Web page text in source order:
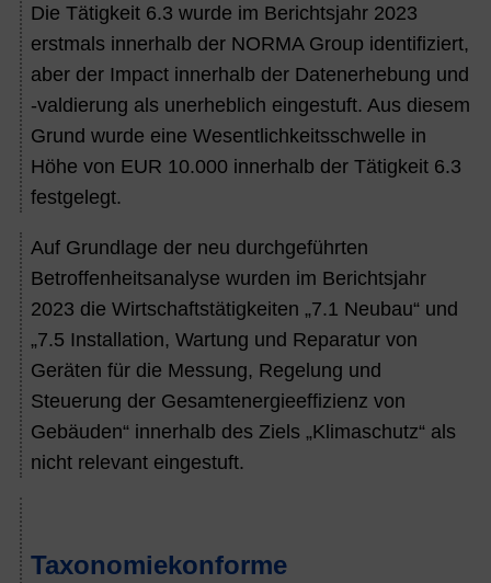
Die Tätigkeit 6.3 wurde im Berichtsjahr 2023
erstmals innerhalb der NORMA Group identifiziert,
aber der Impact innerhalb der Datenerhebung und
-valdierung als unerheblich eingestuft. Aus diesem
Grund wurde eine Wesentlichkeitsschwelle in
Höhe von EUR 10.000 innerhalb der Tätigkeit 6.3
festgelegt.
Auf Grundlage der neu durchgeführten
Betroffenheitsanalyse wurden im Berichtsjahr
2023 die Wirtschaftstätigkeiten „7.1 Neubau“ und
„7.5 Installation, Wartung und Reparatur von
Geräten für die Messung, Regelung und
Steuerung der Gesamtenergieeffizienz von
Gebäuden“ innerhalb des Ziels „Klimaschutz“ als
nicht relevant eingestuft.
Taxonomiekonforme